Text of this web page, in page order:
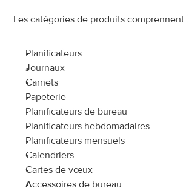
Les catégories de produits comprennent :
Planificateurs
Journaux
Carnets
Papeterie
Planificateurs de bureau
Planificateurs hebdomadaires
Planificateurs mensuels
Calendriers
Cartes de vœux
Accessoires de bureau